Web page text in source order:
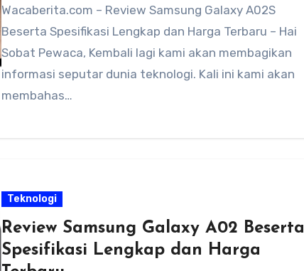
Wacaberita.com – Review Samsung Galaxy A02S
Beserta Spesifikasi Lengkap dan Harga Terbaru – Hai
Sobat Pewaca, Kembali lagi kami akan membagikan
informasi seputar dunia teknologi. Kali ini kami akan
membahas…
Teknologi
Review Samsung Galaxy A02 Beserta
Spesifikasi Lengkap dan Harga